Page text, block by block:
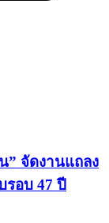
” จัดงานแถลง
รอบ 47 ปี